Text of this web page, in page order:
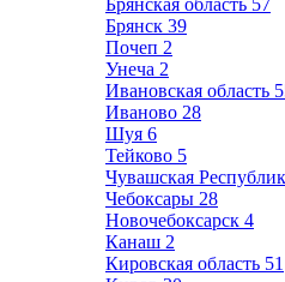
Брянская область 57
Брянск 39
Почеп 2
Унеча 2
Ивановская область
Иваново 28
Шуя 6
Тейково 5
Чувашская
Чебоксары 28
Новочебоксарск 4
Канаш 2
Кировская область 51